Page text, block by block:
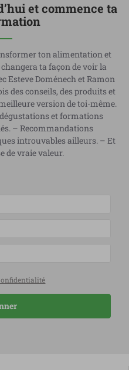
et commence ta
ton alimentation et
ta façon de voir la
Esteve Doménech et Ramon
des conseils, des produits et
version de toi-même.
et formations
– Recommandations
introuvables ailleurs. – Et
de vraie valeur.